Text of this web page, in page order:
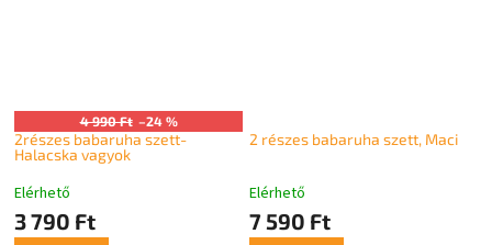
4 990 Ft –24 %
2részes babaruha szett-
Halacska vagyok
Elérhető
3 790 Ft
2 részes babaruha szett, Maci
Elérhető
7 590 Ft